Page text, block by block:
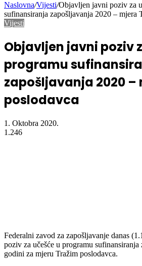
Naslovna/Vijesti/Objavljen javni poziv za
sufinansiranja zapošljavanja 2020 – mjera
Vijesti
Objavljen javni poziv
programu
zapošljavanja 2020 –
poslodavca
1. Oktobra 2020.
1.246
Federalni zavod za zapošljavanje danas
poziv za učešće u programu sufinansiranja
godini za mjeru Tražim poslodavca.